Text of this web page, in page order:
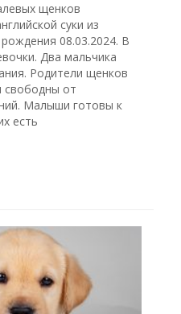
щенков
суки из
08.03.2024. В
Два мальчика
Родители щенков
свободны от
Малыши готовы к
есть